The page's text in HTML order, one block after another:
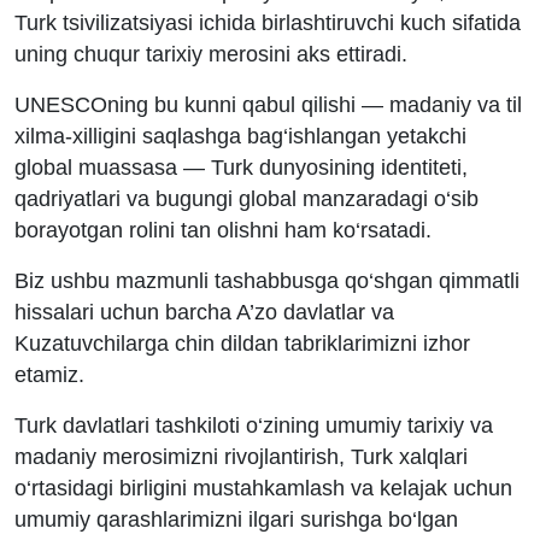
Turk tsivilizatsiyasi ichida birlashtiruvchi kuch sifatida
uning chuqur tarixiy merosini aks ettiradi.
UNESCOning bu kunni qabul qilishi — madaniy va til
xilma-xilligini saqlashga bag‘ishlangan yetakchi
global muassasa — Turk dunyosining identiteti,
qadriyatlari va bugungi global manzaradagi o‘sib
borayotgan rolini tan olishni ham ko‘rsatadi.
Biz ushbu mazmunli tashabbusga qo‘shgan qimmatli
hissalari uchun barcha A’zo davlatlar va
Kuzatuvchilarga chin dildan tabriklarimizni izhor
etamiz.
Turk davlatlari tashkiloti o‘zining umumiy tarixiy va
madaniy merosimizni rivojlantirish, Turk xalqlari
o‘rtasidagi birligini mustahkamlash va kelajak uchun
umumiy qarashlarimizni ilgari surishga bo‘lgan